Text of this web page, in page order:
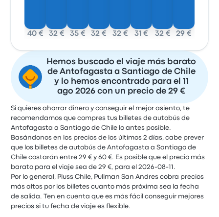
40 € 32 € 35 € 32 € 32 € 31 € 32 € 29 €
Hemos buscado el viaje más barato
de Antofagasta a Santiago de Chile
y lo hemos encontrado para el 11
ago 2026 con un precio de 29 €
Si quieres ahorrar dinero y conseguir el mejor asiento, te
recomendamos que compres tus billetes de autobús de
Antofagasta a Santiago de Chile lo antes posible.
Basándonos en los precios de los últimos 2 días, cabe prever
que los billetes de autobús de Antofagasta a Santiago de
Chile costarán entre 29 € y 60 €. Es posible que el precio más
barato para el viaje sea de 29 €, para el 2026-08-11.
Por lo general, Pluss Chile, Pullman San Andres cobra precios
más altos por los billetes cuanto más próxima sea la fecha
de salida. Ten en cuenta que es más fácil conseguir mejores
precios si tu fecha de viaje es flexible.